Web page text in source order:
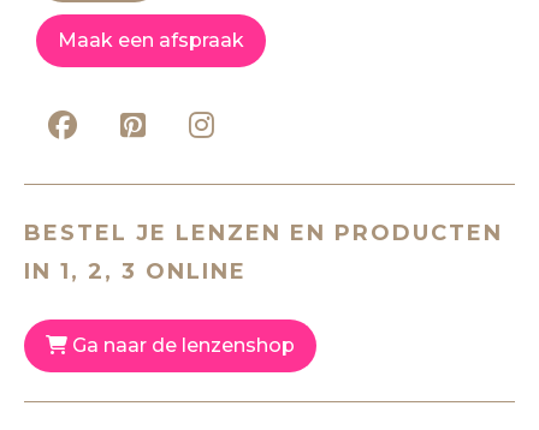
Maak een afspraak
BESTEL JE LENZEN EN PRODUCTEN
IN 1, 2, 3 ONLINE
Ga naar de lenzenshop